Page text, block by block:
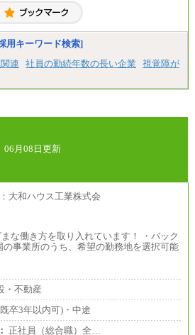
用キーワード検索]
連 社員の勤続年数の長い企業
視覚障が
06月08日更新
な働き方を取り入れています！ ・バック
の事業所のうち、希望の勤務地を選択可能
・不動産
卒3年以内可)・中途
正社員（総合職）全…